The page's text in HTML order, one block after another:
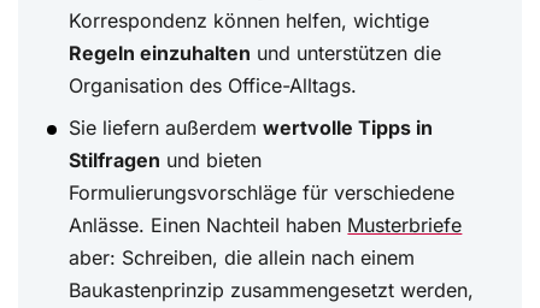
Korrespondenz können helfen, wichtige
Regeln einzuhalten und unterstützen die
Organisation des Office-Alltags.
Sie liefern außerdemwertvolle Tipps in
Stilfragen und bieten
Formulierungsvorschläge für verschiedene
Anlässe. Einen Nachteil haben Musterbriefe
aber: Schreiben, die allein nach einem
Baukastenprinzip zusammengesetzt werden,